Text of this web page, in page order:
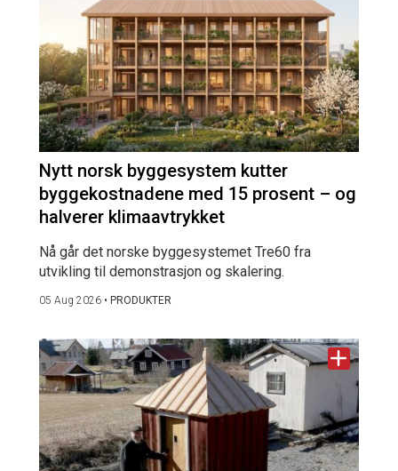
Nytt norsk byggesystem kutter
byggekostnadene med 15 prosent – og
halverer klimaavtrykket
Nå går det norske byggesystemet Tre60 fra
utvikling til demonstrasjon og skalering.
05 Aug 2026 • PRODUKTER